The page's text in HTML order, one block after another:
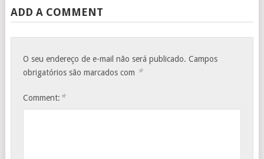
ADD A COMMENT
O seu endereço de e-mail não será publicado. Campos
obrigatórios são marcados com *
Comment: *